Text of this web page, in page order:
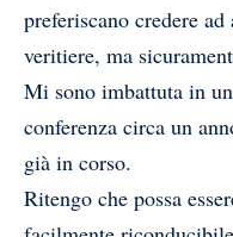
preferiscano credere
veritiere, ma
Mi sono imbattuta in
conferenza circa un
già in corso.
Ritengo che possa